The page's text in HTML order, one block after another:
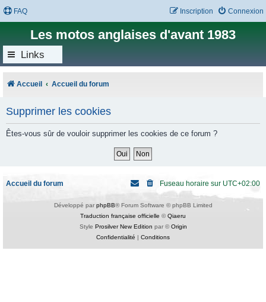
FAQ Connexion
Inscription
Les motos anglaises d'avant 1983
Links
Accueil Accueil du forum
Supprimer les cookies
Êtes-vous sûr de vouloir supprimer les cookies de ce forum ?
Accueil du forum Fuseau horaire sur UTC+02:00
Développé par phpBB® Forum Software © phpBB Limited
Traduction française officielle ©Qiaeru
Style Prosilver New Edition par ©Origin
Confidentialité | Conditions